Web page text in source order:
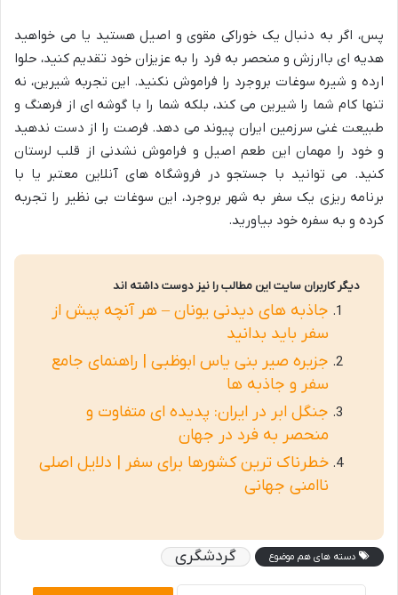
پس، اگر به دنبال یک خوراکی مقوی و اصیل هستید یا می خواهید
هدیه ای باارزش و منحصر به فرد را به عزیزان خود تقدیم کنید، حلوا
ارده و شیره سوغات بروجرد را فراموش نکنید. این تجربه شیرین، نه
تنها کام شما را شیرین می کند، بلکه شما را با گوشه ای از فرهنگ و
طبیعت غنی سرزمین ایران پیوند می دهد. فرصت را از دست ندهید
و خود را مهمان این طعم اصیل و فراموش نشدنی از قلب لرستان
کنید. می توانید با جستجو در فروشگاه های آنلاین معتبر یا با
برنامه ریزی یک سفر به شهر بروجرد، این سوغات بی نظیر را تجربه
کرده و به سفره خود بیاورید.
دیگر کاربران سایت این مطالب را نیز دوست داشته اند
جاذبه های دیدنی یونان – هر آنچه پیش از
سفر باید بدانید
جزیره صیر بنی یاس ابوظبی | راهنمای جامع
سفر و جاذبه ها
جنگل ابر در ایران: پدیده ای متفاوت و
منحصر به فرد در جهان
خطرناک ترین کشورها برای سفر | دلایل اصلی
ناامنی جهانی
دسته های هم موضوع گردشگری